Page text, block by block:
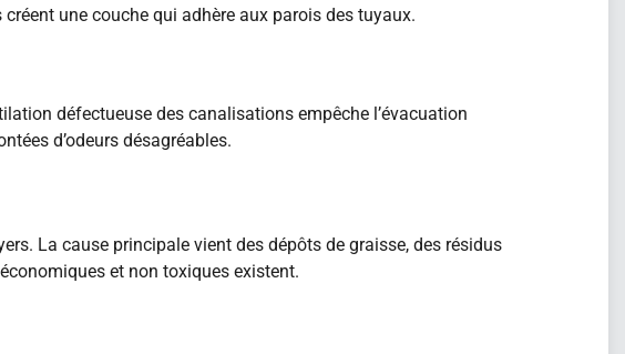
une couche qui adhère aux parois des tuyaux.
défectueuse des canalisations empêche l’évacuation
d’odeurs désagréables.
La cause principale vient des dépôts de graisse, des résidus
et non toxiques existent.